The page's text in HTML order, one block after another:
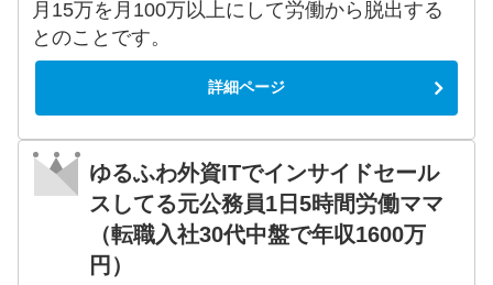
月15万を月100万以上にして労働から脱出する
とのことです。
詳細ページ
ゆるふわ外資ITでインサイドセール
スしてる元公務員1日5時間労働ママ
（転職入社30代中盤で年収1600万
円）